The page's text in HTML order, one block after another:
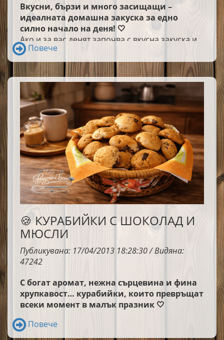
Вкусни, бързи и много засищащи –
идеалната домашна закуска за едно
силно начало на деня! 🤍
Ако и за вас денят започва с вкусна закуска и
добро настроение, отделете само 30 минути,
пригответе тези пухкави содени мекици със
сирене и зарадвайте всички у дома. Сигурна
съм, че ще изчезнат още докато са топли!
Повече
🍪 КУРАБИЙКИ С ШОКОЛАД И
МЮСЛИ
Публикувана: 17/04/2013 18:28:30 / Видяна:
47242
С богат аромат, нежна сърцевина и фина
хрупкавост… курабийки, които превръщат
всеки момент в малък празник 🤍
Повече